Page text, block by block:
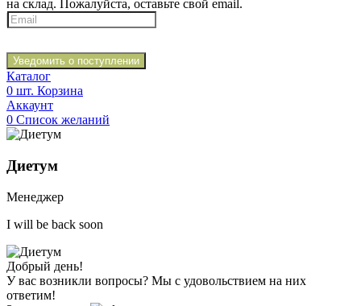
на склад. Пожалуйста, оставьте свой email.
Уведомить о поступлении
Каталог
0 шт. Корзина
Аккаунт
0 Список желаний
Диетум
Менеджер
I will be back soon
Добрый день!
У вас возникли вопросы? Мы с удовольствием на них
ответим!